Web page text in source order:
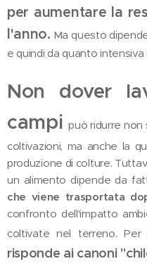
per aumentare la
l'anno. Ma questo
e quindi da quanto
Non dover
campipuò ridurre non
coltivazioni, ma anche la
produzione di colture.
un alimento dipende da
che viene trasportata
confronto dell'impatto
coltivate nel terreno.
risponde ai canoni